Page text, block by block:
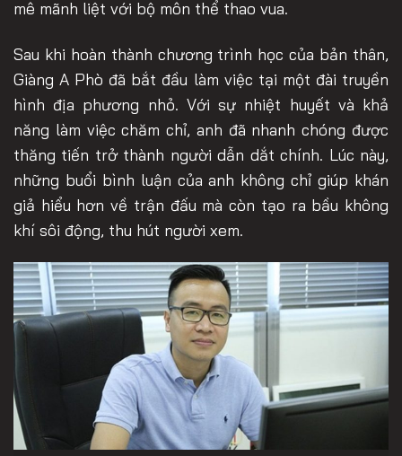
mê mãnh liệt với bộ môn thể thao vua.
Sau khi hoàn thành chương trình học của bản thân,
Giàng A Phò đã bắt đầu làm việc tại một đài truyền
hình địa phương nhỏ. Với sự nhiệt huyết và khả
năng làm việc chăm chỉ, anh đã nhanh chóng được
thăng tiến trở thành người dẫn dắt chính. Lúc này,
những buổi bình luận của anh không chỉ giúp khán
giả hiểu hơn về trận đấu mà còn tạo ra bầu không
khí sôi động, thu hút người xem.